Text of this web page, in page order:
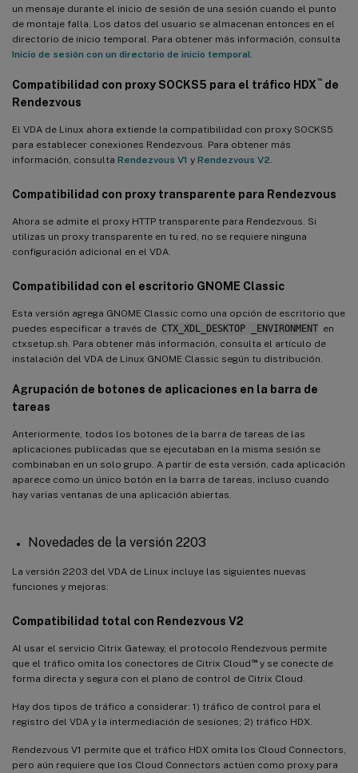
un mensaje durante el inicio de sesión de una sesión cuando el punto
de montaje falla. Los datos del usuario se almacenan entonces en el
directorio de inicio temporal. Para obtener más información, consulta
Inicio de sesión con un directorio de inicio temporal
Compatibilidad con proxy SOCKS5 para el tráfico HDX ™ de
Rendezvous
El VDA de Linux ahora extiende la compatibilidad con proxy SOCKS5
para establecer conexiones Rendezvous. Para obtener más
información, consulta Rendezvous V1 y Rendezvous V2
Compatibilidad con proxy transparente para Rendezvous
Ahora se admite el proxy HTTP transparente para Rendezvous. Si
utilizas un proxy transparente en tu red, no se requiere ninguna
configuración adicional en el VDA.
Compatibilidad con el escritorio GNOME Classic
Esta versión agrega GNOME Classic como una opción de escritorio que
puedes especificar a través de CTX_XDL_DESKTOP _ENVIRONMENT en
ctxsetup.sh. Para obtener más información, consulta el artículo de
instalación del VDA de Linux GNOME Classic según tu distribución.
Agrupación de botones de aplicaciones en la barra de
tareas
Anteriormente, todos los botones de la barra de tareas de las
aplicaciones publicadas que se ejecutaban en la misma sesión se
combinaban en un solo grupo. A partir de esta versión, cada aplicación
aparece como un único botón en la barra de tareas, incluso cuando
hay varias ventanas de una aplicación abiertas.
Novedades de la versión 2203
La versión 2203 del VDA de Linux incluye las siguientes nuevas
funciones y mejoras:
Compatibilidad total con Rendezvous V2
Al usar el servicio Citrix Gateway, el protocolo Rendezvous permite
que el tráfico omita los conectores de Citrix Cloud ™y se conecte de
forma directa y segura con el plano de control de Citrix Cloud.
Hay dos tipos de tráfico a considerar: 1) tráfico de control para el
registro del VDA y la intermediación de sesiones; 2) tráfico HDX.
Rendezvous V1 permite que el tráfico HDX omita los Cloud Connectors,
pero aún requiere que los Cloud Connectors actúen como proxy para